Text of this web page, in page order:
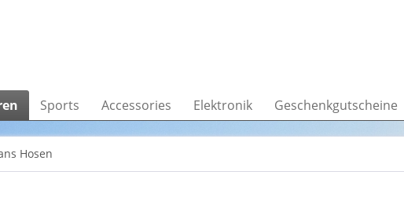
Sports Accessories Elektronik Geschenkgutscheine
Hosen